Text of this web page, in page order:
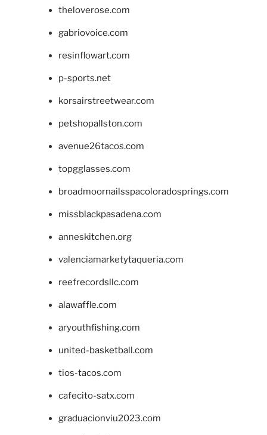
theloverose.com
gabriovoice.com
resinflowart.com
p-sports.net
korsairstreetwear.com
petshopallston.com
avenue26tacos.com
topgglasses.com
broadmoornailsspacoloradosprings.com
missblackpasadena.com
anneskitchen.org
valenciamarketytaqueria.com
reefrecordsllc.com
alawaffle.com
aryouthfishing.com
united-basketball.com
tios-tacos.com
cafecito-satx.com
graduacionviu2023.com